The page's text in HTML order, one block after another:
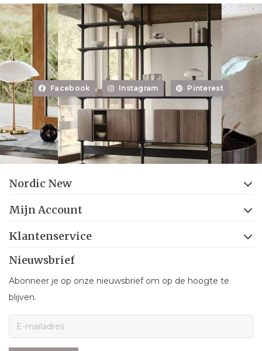
Facebook Instagram Pinterest
Nordic New
Mijn Account
Klantenservice
Nieuwsbrief
Abonneer je op onze nieuwsbrief om op de hoogte te
blijven.